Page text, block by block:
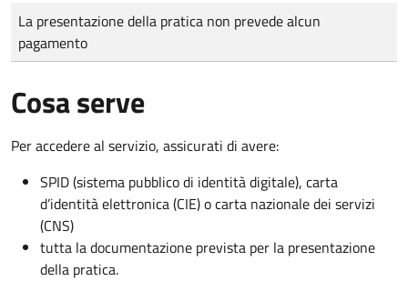
Tipo di pagamento
Importo
La presentazione della pratica non prevede alcun
pagamento
Cosa serve
Per accedere al servizio, assicurati di avere:
SPID (sistema pubblico di identità digitale), carta
d’identità elettronica (CIE) o carta nazionale dei servizi
(CNS)
tutta la documentazione prevista per la presentazione
della pratica.